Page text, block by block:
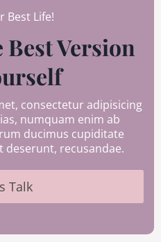
Best Life!
Best Version
consectetur adipisicing
numquam enim ab
ducimus cupiditate
deserunt, recusandae.
Talk